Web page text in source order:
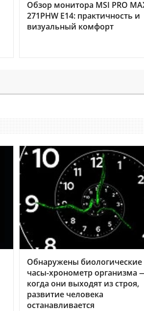
Обзор монитора MSI PRO
271PHW E14: практичность и
визуальный комфорт
Обнаружены биологические
часы-хронометр организма
когда они выходят из строя,
развитие человека
останавливается